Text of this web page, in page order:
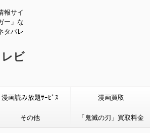
報サイ
ー」な
タバレ
ビ
漫画読み放題ｻｰﾋﾞｽ 漫画買取
その他 「鬼滅の刃」買取料金